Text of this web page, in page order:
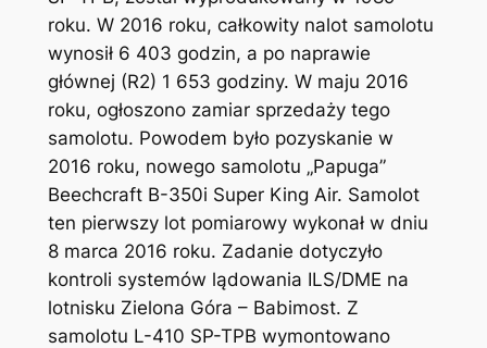
roku. W 2016 roku, całkowity nalot samolotu
wynosił 6 403 godzin, a po naprawie
głównej (R2) 1 653 godziny. W maju 2016
roku, ogłoszono zamiar sprzedaży tego
samolotu. Powodem było pozyskanie w
2016 roku, nowego samolotu „Papuga”
Beechcraft B-350i Super King Air. Samolot
ten pierwszy lot pomiarowy wykonał w dniu
8 marca 2016 roku. Zadanie dotyczyło
kontroli systemów lądowania ILS/DME na
lotnisku Zielona Góra – Babimost. Z
samolotu L-410 SP-TPB wymontowano